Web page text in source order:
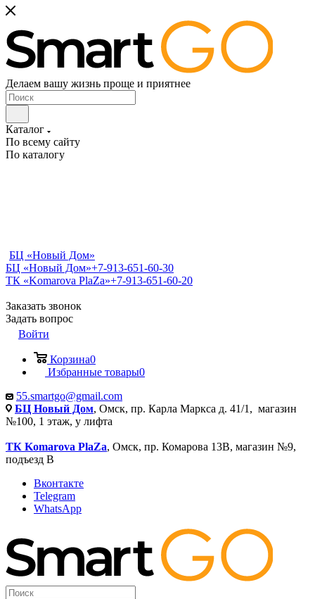
Делаем вашу жизнь проще и приятнее
Каталог
По всему сайту
По каталогу
БЦ «Новый Дом»
БЦ «Новый Дом»+7-913-651-60-30
ТК «Komarova PlaZa»+7-913-651-60-20
Заказать звонок
Задать вопрос
Войти
Корзина0
Избранные товары0
55.smartgo@gmail.com
БЦ Новый Дом, Омск, пр. Карла Маркса д. 41/1, магазин
№100, 1 этаж, у лифта
ТК Komarova PlaZa, Омск, пр. Комарова 13В, магазин №9,
подъезд В
Вконтакте
Telegram
WhatsApp